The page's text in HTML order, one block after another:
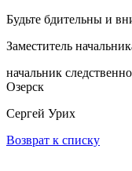
Будьте бдительны и
Заместитель
начальник
Озерск
Сергей Урих
Возврат к списку